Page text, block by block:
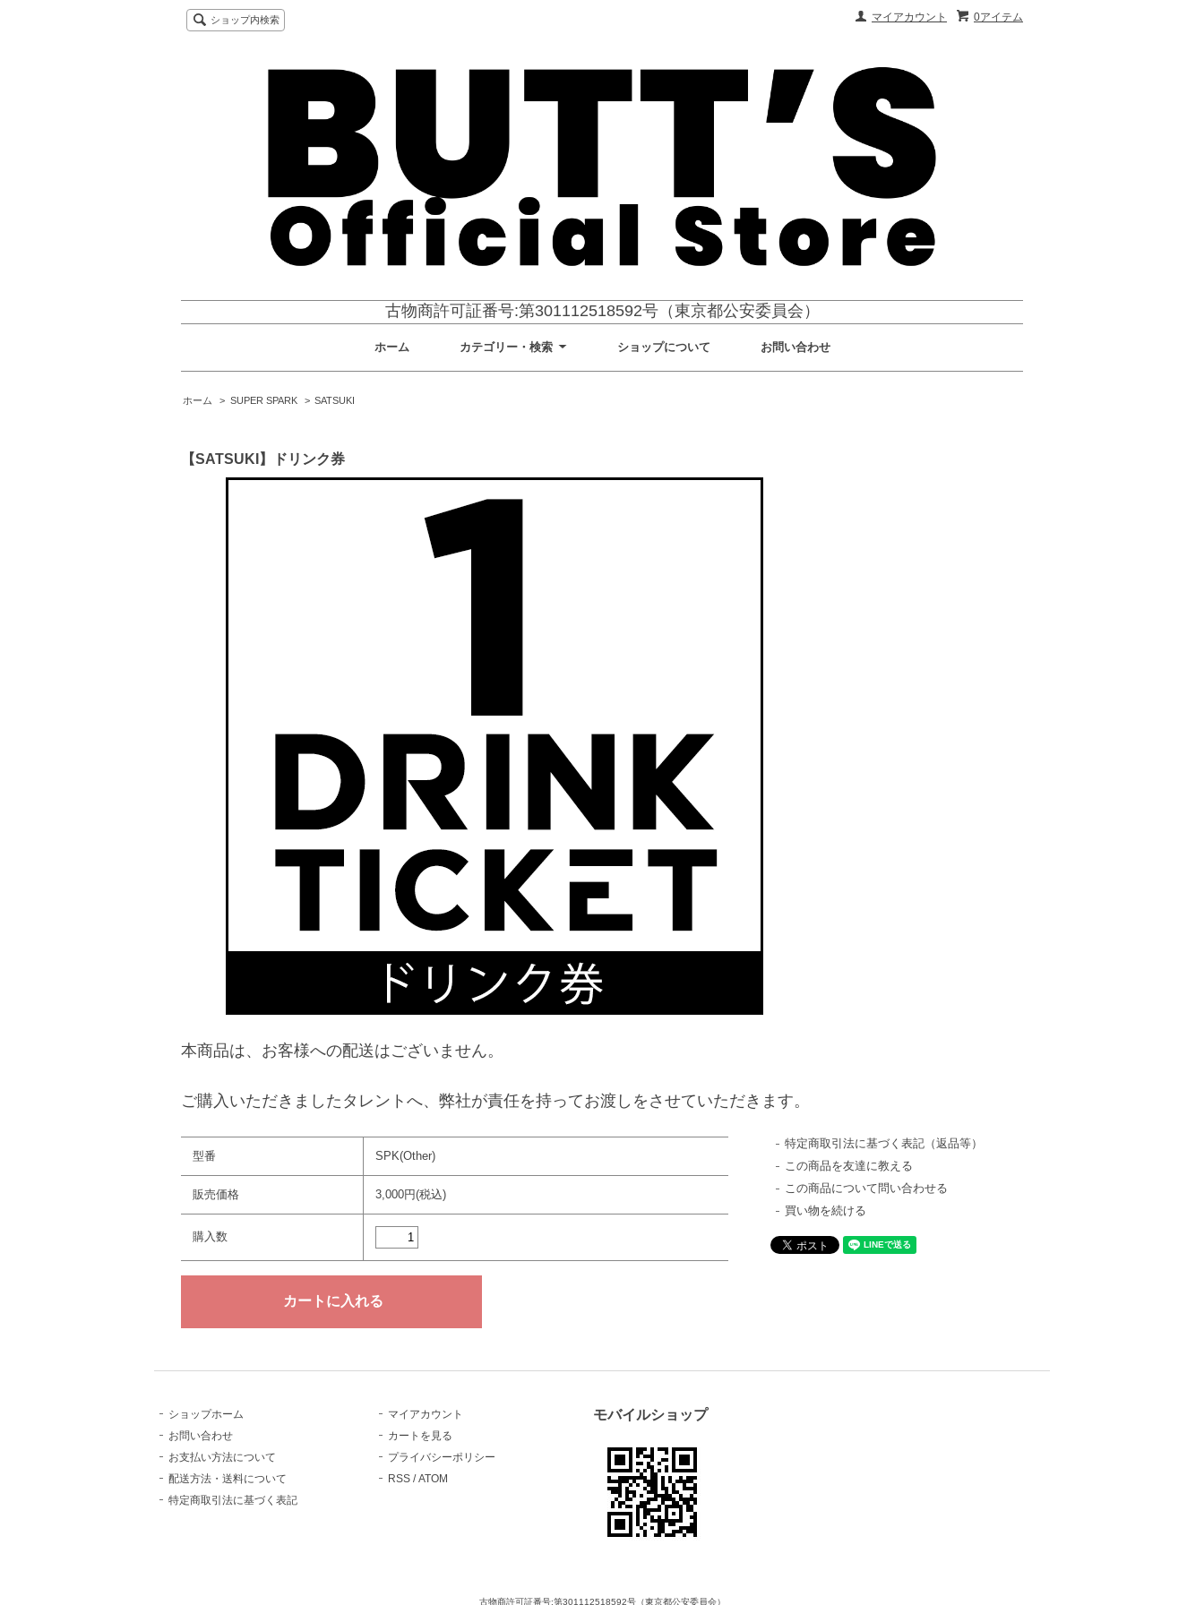
0アイテム
マイアカウント
ショップ内検索
古物商許可証番号:第301112518592号（東京都公安委員会）
ホーム カテゴリー・検索 ショップについて お問い合わせ
ホーム > SUPER SPARK > SATSUKI
【SATSUKI】ドリンク券
本商品は、お客様への配送はございません。
ご購入いただきましたタレントへ、弊社が責任を持ってお渡しをさせていただきます。
型番 SPK(Other)
販売価格 3,000円(税込)
購入数
特定商取引法に基づく表記（返品等）
この商品を友達に教える
この商品について問い合わせる
買い物を続ける
ショップホーム
お問い合わせ
お支払い方法について
配送方法・送料について
特定商取引法に基づく表記
マイアカウント
カートを見る
プライバシーポリシー
RSS /ATOM
モバイルショップ
古物商許可証番号:第301112518592号（東京都公安委員会）